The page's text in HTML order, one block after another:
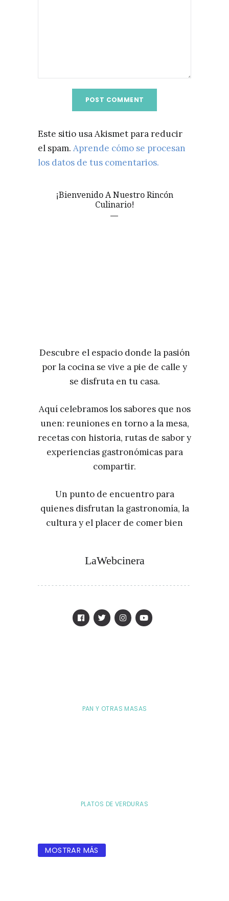
Este sitio usa Akismet para reducir
el spam. Aprende cómo se procesan
los datos de tus comentarios.
¡Bienvenido A Nuestro Rincón
Culinario!
Descubre el espacio donde la pasión
por la cocina se vive a pie de calle y
se disfruta en tu casa.
Aquí celebramos los sabores que nos
unen: reuniones en torno a la mesa,
recetas con historia, rutas de sabor y
experiencias gastronómicas para
compartir.
Un punto de encuentro para
quienes disfrutan la gastronomía, la
cultura y el placer de comer bien
LaWebcinera
PAN Y OTRAS MASAS
PLATOS DE VERDURAS
MOSTRAR MÁS